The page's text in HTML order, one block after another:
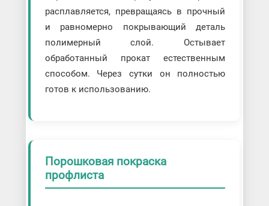
расплавляется, превращаясь в прочный
и равномерно покрывающий деталь
полимерный слой. Остывает
обработанный прокат естественным
способом. Через сутки он полностью
готов к использованию.
Порошковая покраска
профлиста